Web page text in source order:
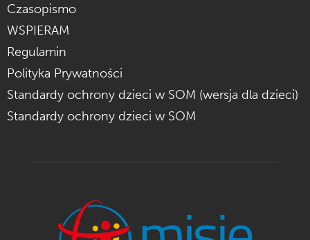
Czasopismo
WSPIERAM
Regulamin
Polityka Prywatności
Standardy ochrony dzieci w SOM (wersja dla dzieci)
Standardy ochrony dzieci w SOM